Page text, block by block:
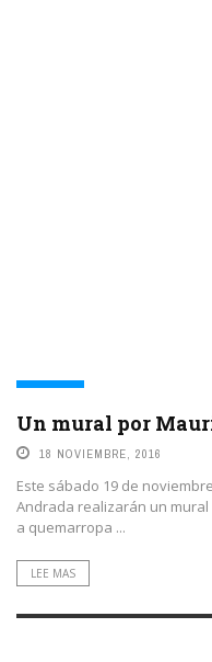
Un mural por
18 NOVIEMBRE, 2016
Este sábado 19 de
Andrada realizarán un
a quemarropa ...
LEE MAS